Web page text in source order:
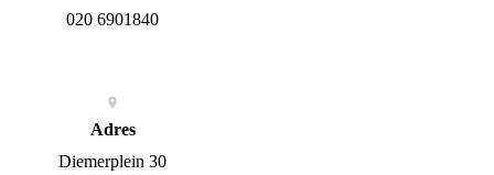
020 6901840
Adres
Diemerplein 30